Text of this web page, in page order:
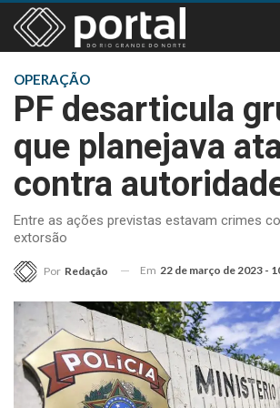
OPERAÇÃO
PF desarticula
que planejava
contra
Entre as ações previstas estavam crimes
extorsão
Por Redação Em 22 de março de 2023 -